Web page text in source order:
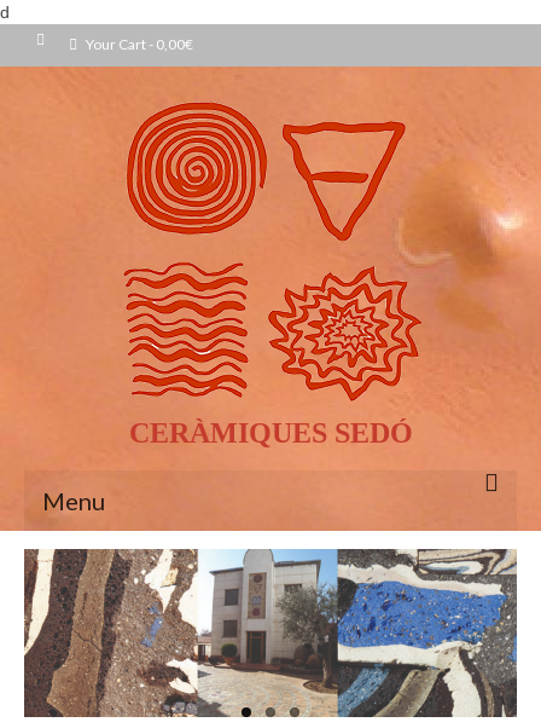
d
Your Cart - 0,00€
CERÀMIQUES SEDÓ
Menu
INICI
QUI SOM
GALERIA D’IMATGES
ACTUALITAT